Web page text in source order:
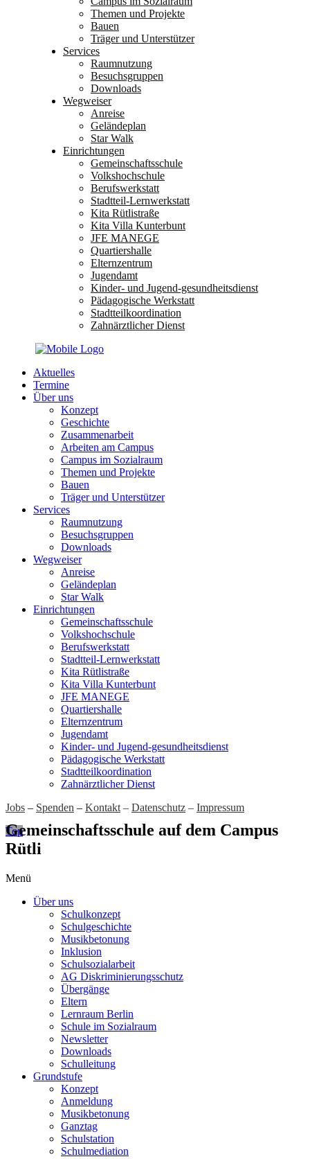
Themen und Projekte
Bauen
Träger und Unterstützer
Services
Raumnutzung
Besuchsgruppen
Downloads
Wegweiser
Anreise
Geländeplan
Star Walk
Einrichtungen
Gemeinschaftsschule
Volkshochschule
Berufswerkstatt
Stadtteil-Lernwerkstatt
Kita Rütlistraße
Kita Villa Kunterbunt
JFE MANEGE
Quartiershalle
Elternzentrum
Jugendamt
Kinder- und Jugend-gesundheitsdienst
Pädagogische Werkstatt
Stadtteilkoordination
Zahnärztlicher Dienst
Aktuelles
Termine
Über uns
Konzept
Geschichte
Zusammenarbeit
Arbeiten am Campus
Campus im Sozialraum
Themen und Projekte
Bauen
Träger und Unterstützer
Services
Raumnutzung
Besuchsgruppen
Downloads
Wegweiser
Anreise
Geländeplan
Star Walk
Einrichtungen
Gemeinschaftsschule
Volkshochschule
Berufswerkstatt
Stadtteil-Lernwerkstatt
Kita Rütlistraße
Kita Villa Kunterbunt
JFE MANEGE
Quartiershalle
Elternzentrum
Jugendamt
Kinder- und Jugend-gesundheitsdienst
Pädagogische Werkstatt
Stadtteilkoordination
Zahnärztlicher Dienst
Jobs – Spenden – Kontakt – Datenschutz – Impressum
Top
Gemeinschaftsschule auf dem Campus
Rütli
Menü
Über uns
Schulkonzept
Schulgeschichte
Musikbetonung
Inklusion
Schulsozialarbeit
AG Diskriminierungsschutz
Übergänge
Eltern
Lernraum Berlin
Schule im Sozialraum
Newsletter
Downloads
Schulleitung
Grundstufe
Konzept
Anmeldung
Musikbetonung
Ganztag
Schulstation
Schulmediation